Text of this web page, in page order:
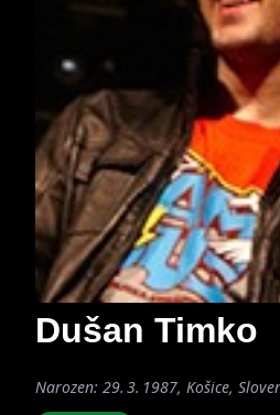
Dušan Timko
Narozen: 29. 3. 1987, Košice,